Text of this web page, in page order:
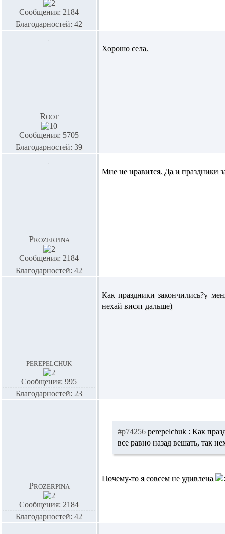
Сообщения: 2184
Благодарностей: 42
Root
Сообщения: 5705
Благодарностей: 39
Хорошо села.
Prozerpina
Сообщения: 2184
Благодарностей: 42
Мне не нравится. Да и праздники
perepelchuk
Сообщения: 995
Благодарностей: 23
Как праздники закончились?у
нехай висят дальше)
Prozerpina
Сообщения: 2184
Благодарностей: 42
#p74256 perepelchuk : Как
все равно назад вешать, так
Почему-то я совсем не удивлена